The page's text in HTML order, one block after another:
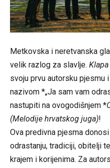
Metkovska i neretvanska
velik razlog za slavlje.
svoju prvu autorsku
nazivom *„Ja sam vam
nastupiti na ovogodišnjem *
(Melodije hrvatskog juga)!
Ova predivna pjesma
odrastanju, tradiciji, obitelji
krajem i korijenima. Za